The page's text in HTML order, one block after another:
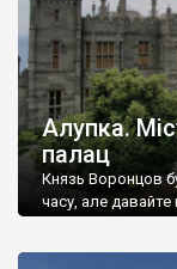
Алупка.
палац
Князь Воронцов
часу, але